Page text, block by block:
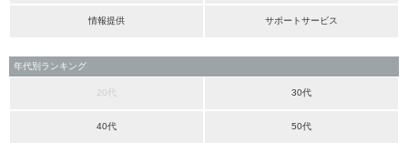
情報提供 サポートサービス
年代別ランキング
20代 30代
40代 50代